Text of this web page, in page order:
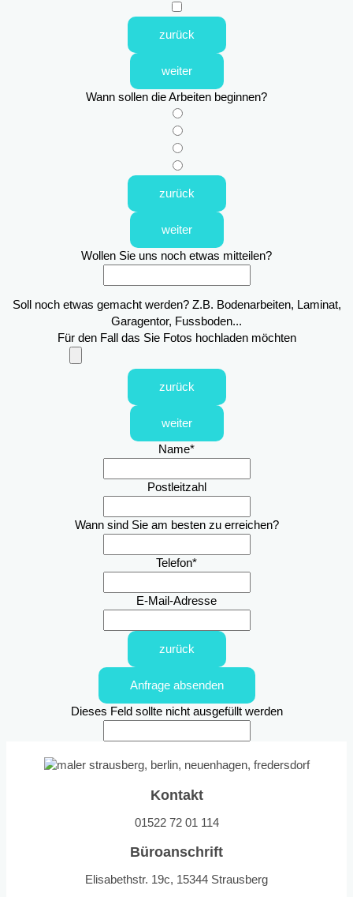
zurück
weiter
Wann sollen die Arbeiten beginnen?
zurück
weiter
Wollen Sie uns noch etwas mitteilen?
Soll noch etwas gemacht werden? Z.B. Bodenarbeiten, Laminat,
Garagentor, Fussboden...
Für den Fall das Sie Fotos hochladen möchten
zurück
weiter
Name*
Postleitzahl
Wann sind Sie am besten zu erreichen?
Telefon*
E-Mail-Adresse
zurück
Anfrage absenden
Dieses Feld sollte nicht ausgefüllt werden
Kontakt
01522 72 01 114
Büroanschrift
Elisabethstr. 19c, 15344 Strausberg